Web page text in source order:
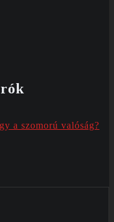
a szomorú valóság?